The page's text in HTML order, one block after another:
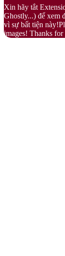
button
Xin hãy tắt
Ghostly...) để xem
vì sự bất tiện
images! Thanks